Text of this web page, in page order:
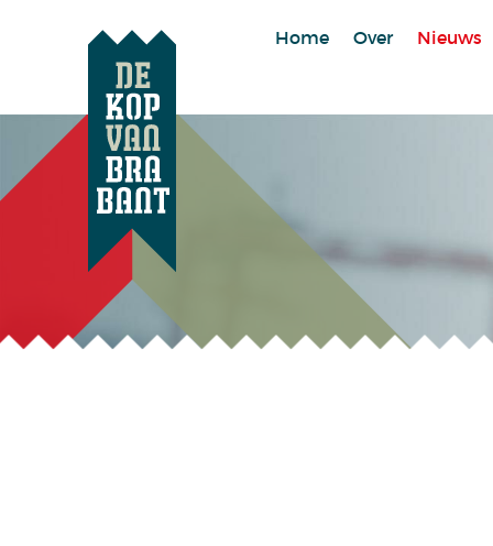
Home Over Nieuws